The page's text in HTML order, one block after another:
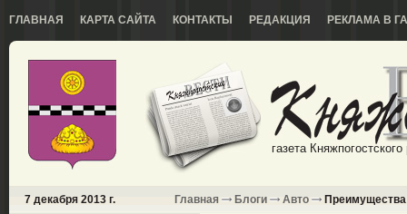
ГЛАВНАЯ КАРТА САЙТА КОНТАКТЫ РЕДАКЦИЯ РЕКЛАМА В
газета
7 декабря 2013 г. Главная Блоги Авто Преимущества